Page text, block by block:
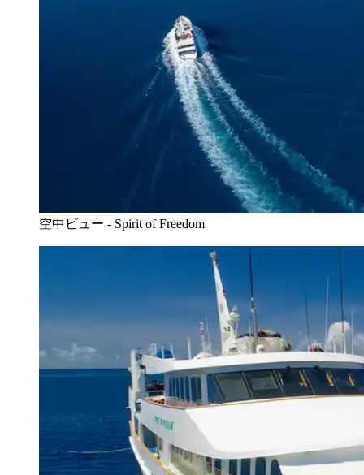
空中ビュー - Spirit of Freedom